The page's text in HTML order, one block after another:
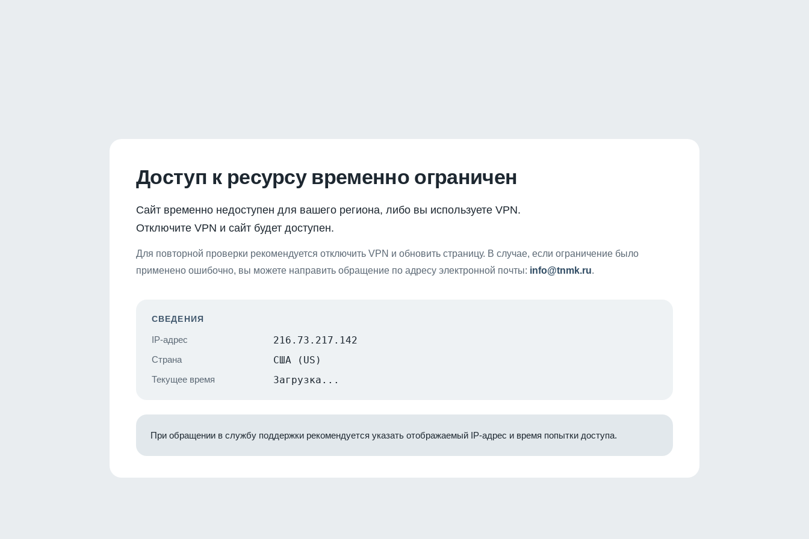
Доступ к ресурсу временно ограничен
Сайт временно недоступен для вашего региона, либо вы используете VPN.
Отключите VPN и сайт будет доступен.
Для повторной проверки рекомендуется отключить VPN и обновить страницу. В случае, если ограничение было
применено ошибочно, вы можете направить обращение по адресу электронной почты: info@tnmk.ru.
СВЕДЕНИЯ
IP-адрес 216.73.217.142
Страна США (US)
Текущее время Загрузка...
При обращении в службу поддержки рекомендуется указать отображаемый IP-адрес и время попытки доступа.